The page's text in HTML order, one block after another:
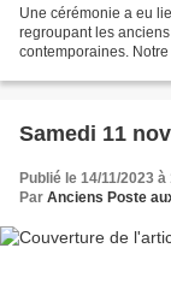
Une cérémonie a eu
regroupant les
contemporaines.
Samedi 11
Publié le 14/11/2023 à
Par Anciens Poste